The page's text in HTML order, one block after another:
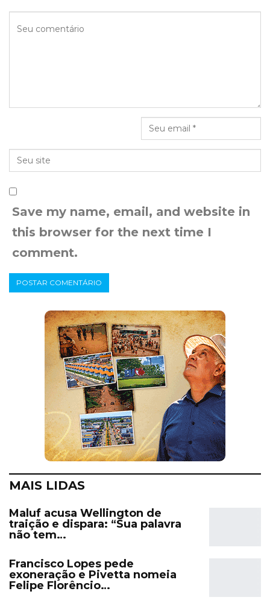
Save my name, email, and website in
this browser for the next time I
comment.
MAIS LIDAS
Maluf acusa Wellington de
traição e dispara: “Sua palavra
não tem…
Francisco Lopes pede
exoneração e Pivetta nomeia
Felipe Florêncio…